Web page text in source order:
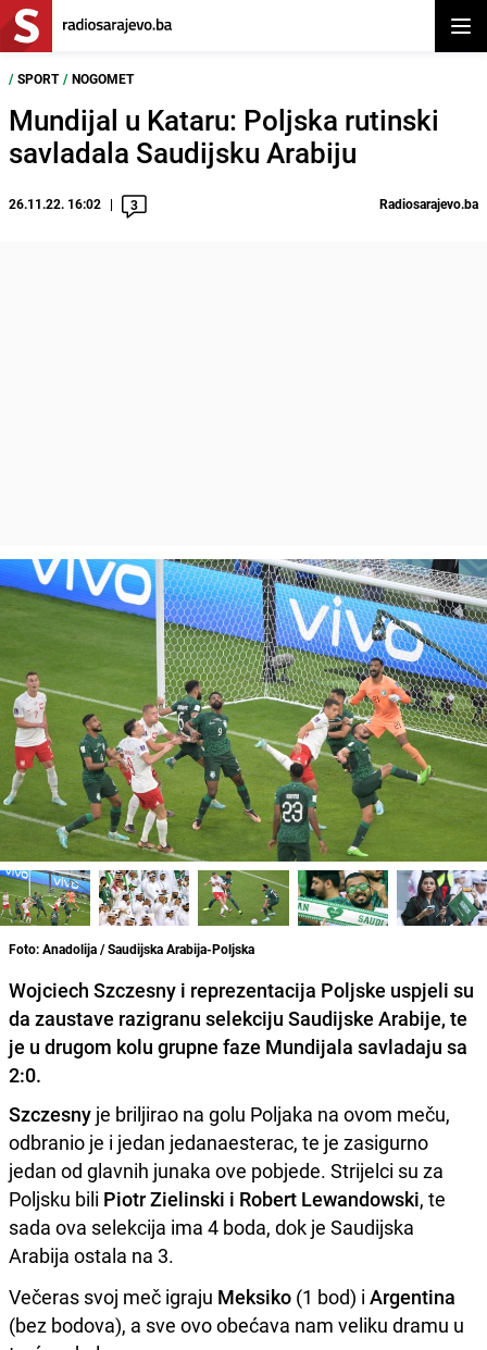
/ SPORT / NOGOMET
Mundijal u Kataru: Poljska rutinski
savladala Saudijsku Arabiju
26.11.22. 16:02 3 Radiosarajevo.ba
Foto: Anadolija / Saudijska Arabija-Poljska
Wojciech Szczesny i reprezentacija Poljske uspjeli su
da zaustave razigranu selekciju Saudijske Arabije, te
je u drugom kolu grupne faze Mundijala savladaju sa
2:0.
Szczesny je briljirao na golu Poljaka na ovom meču,
odbranio je i jedan jedanaesterac, te je zasigurno
jedan od glavnih junaka ove pobjede. Strijelci su za
Poljsku bili Piotr Zielinski i Robert Lewandowski, te
sada ova selekcija ima 4 boda, dok je Saudijska
Arabija ostala na 3.
Večeras svoj meč igraju Meksiko (1 bod) i Argentina
(bez bodova), a sve ovo obećava nam veliku dramu u